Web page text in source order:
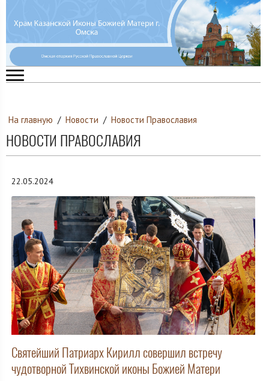
На главную / Новости / Новости Православия
НОВОСТИ ПРАВОСЛАВИЯ
22.05.2024
Святейший Патриарх Кирилл совершил встречу
чудотворной Тихвинской иконы Божией Матери